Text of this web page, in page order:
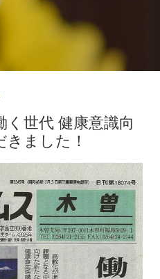
世代 健康意識向
ました！